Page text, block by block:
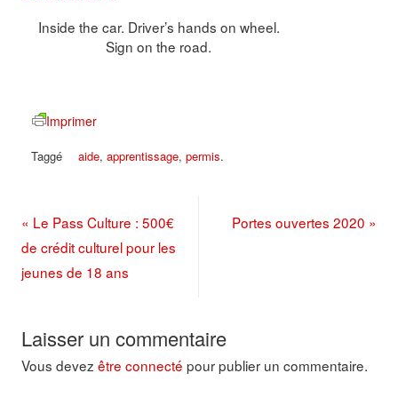
Inside the car. Driver’s hands on wheel.
Sign on the road.
Imprimer
Taggé aide, apprentissage, permis.
« Le Pass Culture : 500€
de crédit culturel pour les
jeunes de 18 ans
Portes ouvertes 2020 »
Laisser un commentaire
Vous devez être connecté pour publier un commentaire.